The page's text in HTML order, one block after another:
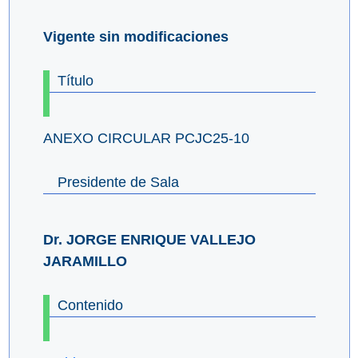
Vigente sin modificaciones
Título
ANEXO CIRCULAR PCJC25-10
Presidente de Sala
Dr. JORGE ENRIQUE VALLEJO
JARAMILLO
Contenido